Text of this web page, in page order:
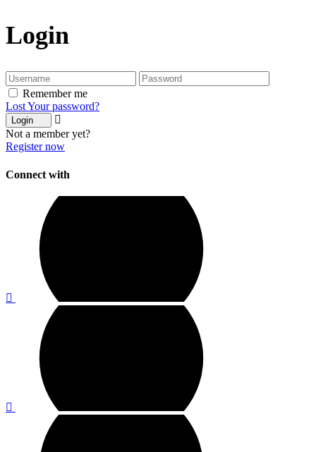
Login
Remember me
Lost Your password?
Login
Not a member yet?
Register now
Connect with